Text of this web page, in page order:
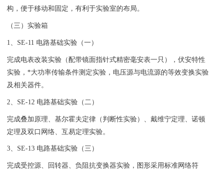
构，便于移动和固定，有利于实验室的布局。
（三）实验箱
1、SE-11 电路基础实验（一）
完成电表改装实验（配带镜面指针式精密毫安表一只），伏安特性
实验，*大功率传输条件测定实验，电压源与电流源的等效变换实验
及相关器件。
2、SE-12 电路基础实验（二）
完成叠加原理、基尔霍夫定律（判断性实验）、戴维宁定理、诺顿
定理及双口网络、互易定理实验。
3、SE-13 电路基础实验（三）
完成受控源、回转器、负阻抗变换器实验，图形采用标准网络符